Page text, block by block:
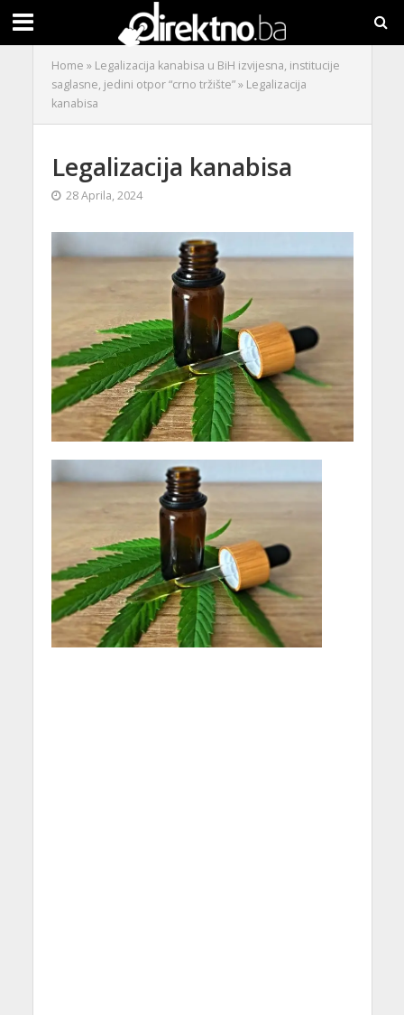
Home » Legalizacija kanabisa u BiH izvijesna, institucije
saglasne, jedini otpor “crno tržište”» Legalizacija
kanabisa
Legalizacija kanabisa
28 Aprila, 2024